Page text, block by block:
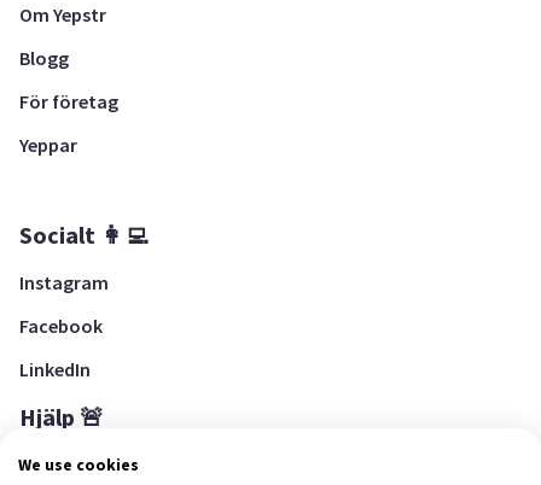
Om Yepstr
Blogg
För företag
Yeppar
Socialt 👩‍💻
Instagram
Facebook
LinkedIn
Hjälp 🚨
Hjälpcenter
We use cookies